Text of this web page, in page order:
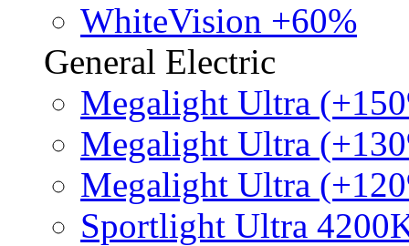
WhiteVision +60%
General Electric
Megalight Ultra
Megalight Ultra
Megalight Ultra
Sportlight Ultra